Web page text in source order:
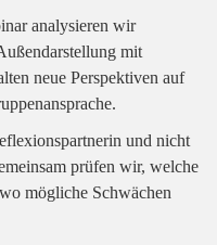
analysieren wir
mit
neue Perspektiven auf
und nicht
prüfen wir, welche
mögliche Schwächen